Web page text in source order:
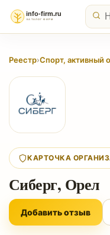
Реестр›Спорт, активный
КАРТОЧКА
Сиберг, Орел
Добавить отзыв